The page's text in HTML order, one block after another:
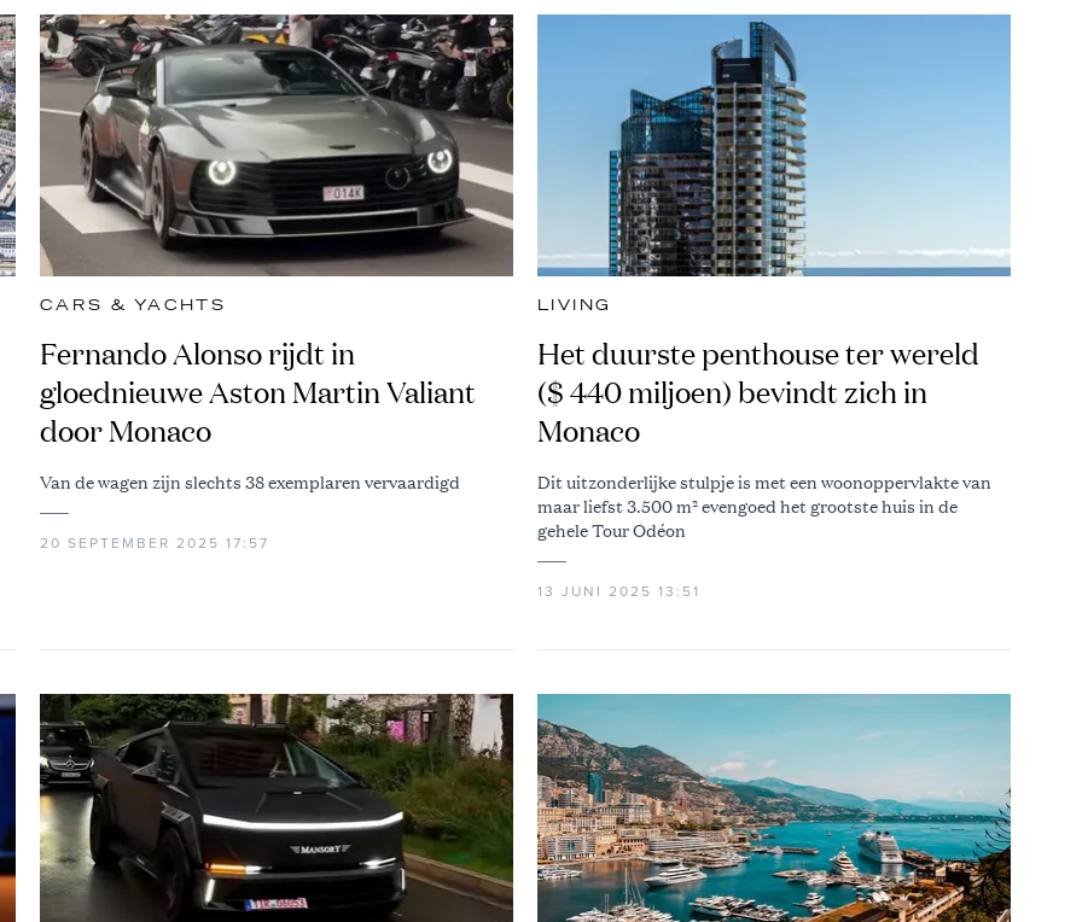
CARS & YACHTS
Fernando Alonso rijdt in
gloednieuwe Aston Martin Valiant
door Monaco
Van de wagen zijn slechts 38 exemplaren vervaardigd
20 SEPTEMBER 2025 17:57
LIVING
Het duurste penthouse ter wereld
($ 440 miljoen) bevindt zich in
Monaco
Dit uitzonderlijke stulpje is met een woonoppervlakte van
maar liefst 3.500 m² evengoed het grootste huis in de
gehele Tour Odéon
13 JUNI 2025 13:51